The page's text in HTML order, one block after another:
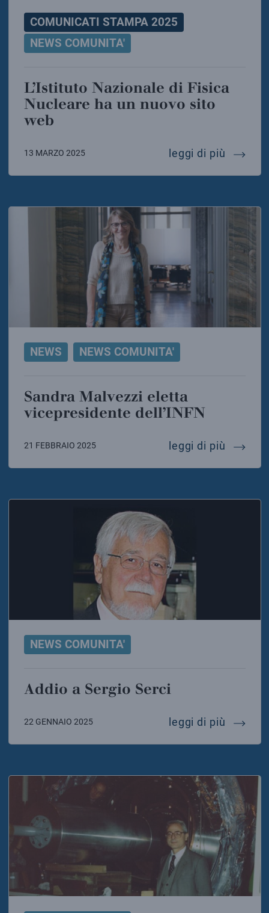
COMUNICATI STAMPA 2025
NEWS COMUNITA'
L’Istituto Nazionale di Fisica
Nucleare ha un nuovo sito
web
13 MARZO 2025 leggi di più
NEWS NEWS COMUNITA'
Sandra Malvezzi eletta
vicepresidente dell’INFN
21 FEBBRAIO 2025 leggi di più
NEWS COMUNITA'
Addio a Sergio Serci
22 GENNAIO 2025 leggi di più addio